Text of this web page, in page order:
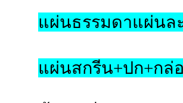
แผ่นธรรมดาแผ่นล
แผ่นสกรีน+ปก+กล่